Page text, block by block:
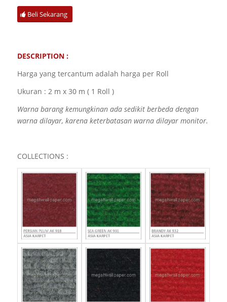
Beli Sekarang
DESCRIPTION :
Harga yang tercantum adalah harga per Roll
Ukuran : 2 m x 30 m ( 1 Roll )
Warna barang kemungkinan ada sedikit berbeda dengan
warna dilayar, karena keterbatasan warna dilayar monitor.
COLLECTIONS :